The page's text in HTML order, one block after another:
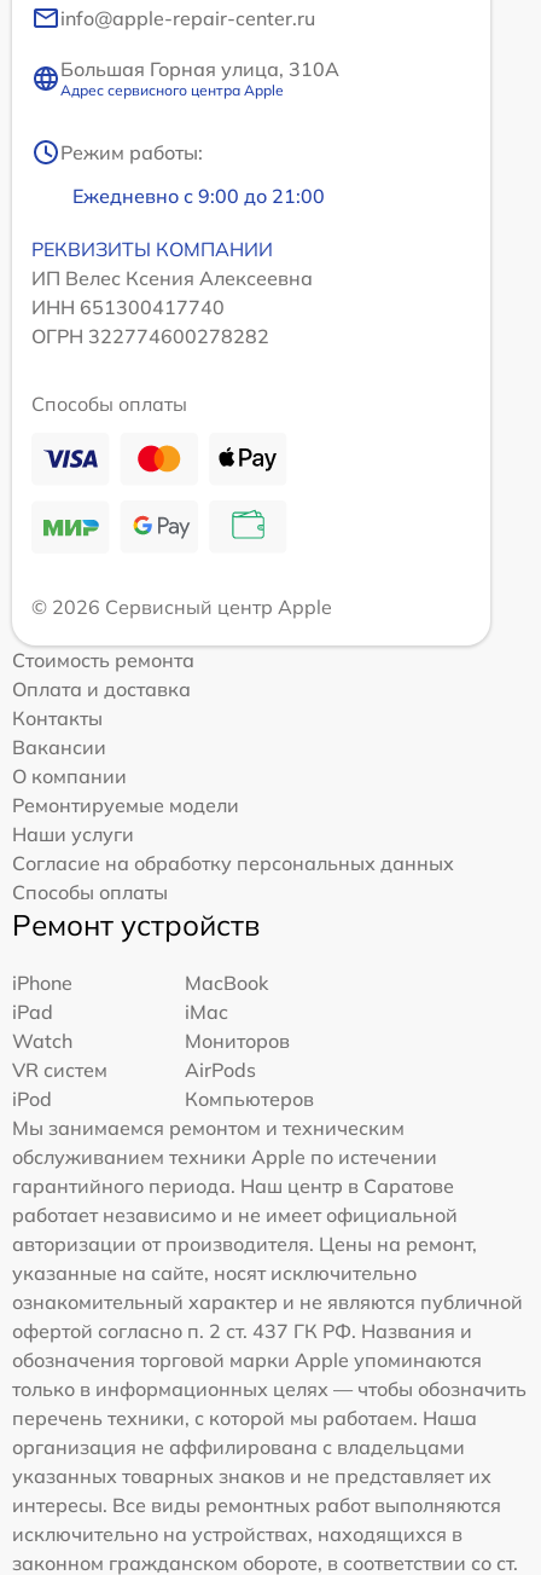
info@apple-repair-center.ru
Большая Горная улица, 310А
Адрес сервисного центра Apple
Режим работы:
Ежедневно с 9:00 до 21:00
РЕКВИЗИТЫ КОМПАНИИ
ИП Велес Ксения Алексеевна
ИНН 651300417740
ОГРН 322774600278282
Способы оплаты
© 2026 Сервисный центр Apple
Стоимость ремонта
Оплата и доставка
Контакты
Вакансии
О компании
Ремонтируемые модели
Наши услуги
Согласие на обработку персональных данных
Способы оплаты
Ремонт устройств
iPhone
MacBook
iPad
iMac
Watch
Мониторов
VR систем
AirPods
iPod
Компьютеров
Мы занимаемся ремонтом и техническим
обслуживанием техники Apple по истечении
гарантийного периода. Наш центр в Саратове
работает независимо и не имеет официальной
авторизации от производителя. Цены на ремонт,
указанные на сайте, носят исключительно
ознакомительный характер и не являются публичной
офертой согласно п. 2 ст. 437 ГК РФ. Названия и
обозначения торговой марки Apple упоминаются
только в информационных целях — чтобы обозначить
перечень техники, с которой мы работаем. Наша
организация не аффилирована с владельцами
указанных товарных знаков и не представляет их
интересы. Все виды ремонтных работ выполняются
исключительно на устройствах, находящихся в
законном гражданском обороте, в соответствии со ст.